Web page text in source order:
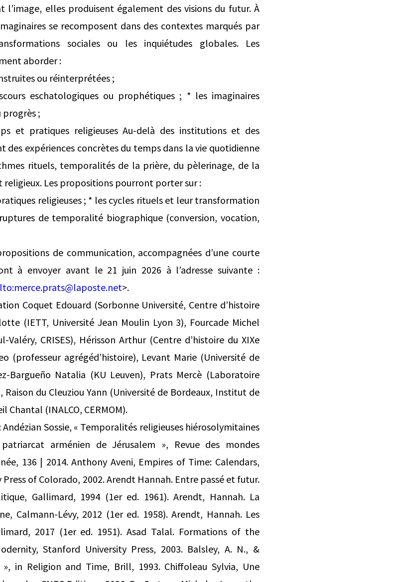
l’image, elles produisent également des visions du futur. À
se recomposent dans des contextes marqués par
sociales ou les inquiétudes globales. Les
aborder :
ou réinterprétées ;
eschatologiques ou prophétiques ; * les imaginaires
progrès ;
et pratiques religieuses Au-delà des institutions et des
des expériences concrètes du temps dans la vie quotidienne
rituels, temporalités de la prière, du pèlerinage, de la
religieux. Les propositions pourront porter sur :
religieuses ; * les cycles rituels et leur transformation
de temporalité biographique (conversion, vocation,
de communication, accompagnées d’une courte
à envoyer avant le 21 juin 2026 à l’adresse suivante :
merce.prats@laposte.net>.
Coquet Edouard (Sorbonne Université, Centre d’histoire
(IETT, Université Jean Moulin Lyon 3), Fourcade Michel
CRISES), Hérisson Arthur (Centre d’histoire du XIXe
(professeur agrégéd’histoire), Levant Marie (Université de
Bargueño Natalia (KU Leuven), Prats Mercè (Laboratoire
Raison du Cleuziou Yann (Université de Bordeaux, Institut de
Chantal (INALCO, CERMOM).
Sossie, « Temporalités religieuses hiérosolymitaines
arménien de Jérusalem », Revue des mondes
136 | 2014. Anthony Aveni, Empires of Time: Calendars,
of Colorado, 2002. Arendt Hannah. Entre passé et futur.
Gallimard, 1994 (1er ed. 1961). Arendt, Hannah. La
Calmann‑Lévy, 2012 (1er ed. 1958). Arendt, Hannah. Les
2017 (1er ed. 1951). Asad Talal. Formations of the
Stanford University Press, 2003. Balsley, A. N., &
in Religion and Time, Brill, 1993. Chiffoleau Sylvia, Une